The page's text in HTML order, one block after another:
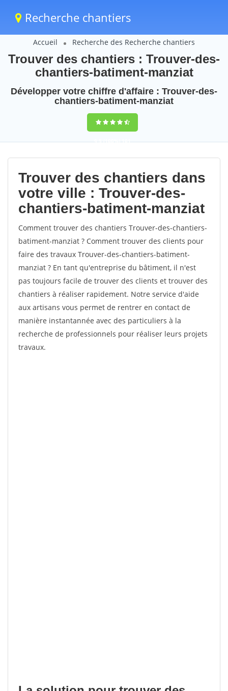
Recherche chantiers
Accueil Recherche des Recherche chantiers
Trouver des chantiers : Trouver-des-
chantiers-batiment-manziat
Développer votre chiffre d'affaire : Trouver-des-
chantiers-batiment-manziat
9,5(100%)101
votes
Trouver des chantiers dans
votre ville : Trouver-des-
chantiers-batiment-manziat
Comment trouver des chantiers Trouver-des-chantiers-
batiment-manziat ? Comment trouver des clients pour
faire des travaux Trouver-des-chantiers-batiment-
manziat ? En tant qu'entreprise du bâtiment, il n'est
pas toujours facile de trouver des clients et trouver des
chantiers à réaliser rapidement. Notre service d'aide
aux artisans vous permet de rentrer en contact de
manière instantannée avec des particuliers à la
recherche de professionnels pour réaliser leurs projets
travaux.